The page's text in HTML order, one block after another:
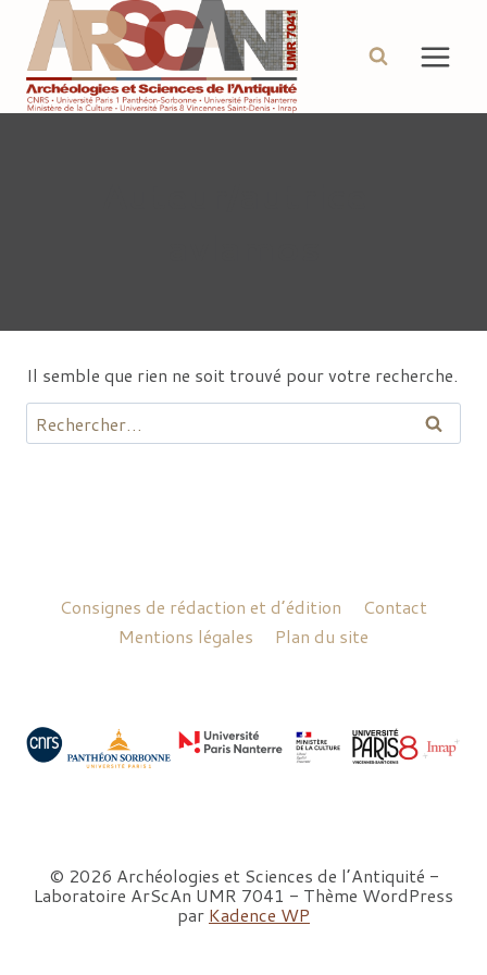
contenu
Il semble que rien ne soit trouvé pour votre recherche.
Rechercher :
Consignes de rédaction et d’édition
Contact
Mentions légales
Plan du site
© 2026 Archéologies et Sciences de l’Antiquité -
Laboratoire ArScAn UMR 7041 - Thème WordPress
par Kadence WP